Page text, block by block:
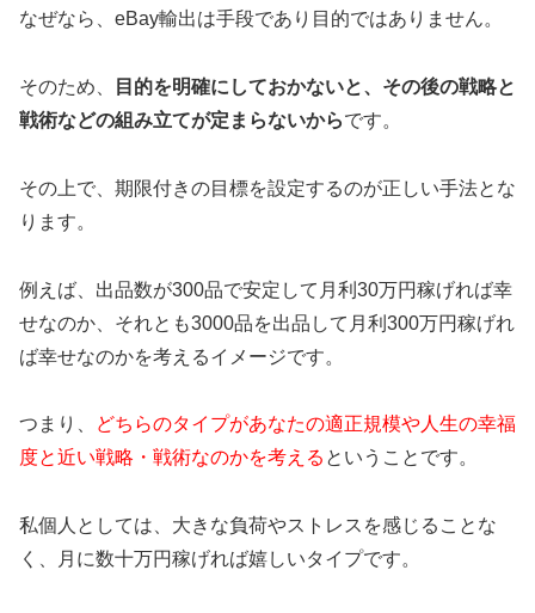
なぜなら、eBay輸出は手段であり目的ではありません。
そのため、 目的を明確にしておかないと、 その後の戦略と
戦術などの組み立てが定まらないからです。
その上で、期限付きの目標を設定するのが正しい手法とな
ります。
例えば、出品数が300品で安定して月利30万円稼げれば幸
せなのか、それとも3000品を出品して月利300万円稼げれ
ば幸せなのかを考えるイメージです。
つまり、
どちらのタイプがあなたの適正規模や人生の幸福
度と近い戦略・戦術なのかを考える ということです。
私個人としては、大きな負荷やストレスを感じることな
く、月に数十万円稼げれば嬉しいタイプです。